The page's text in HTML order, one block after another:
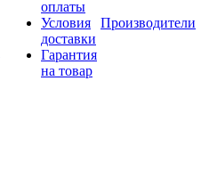
оплаты
Условия
доставки
Гарантия
на товар
Производители